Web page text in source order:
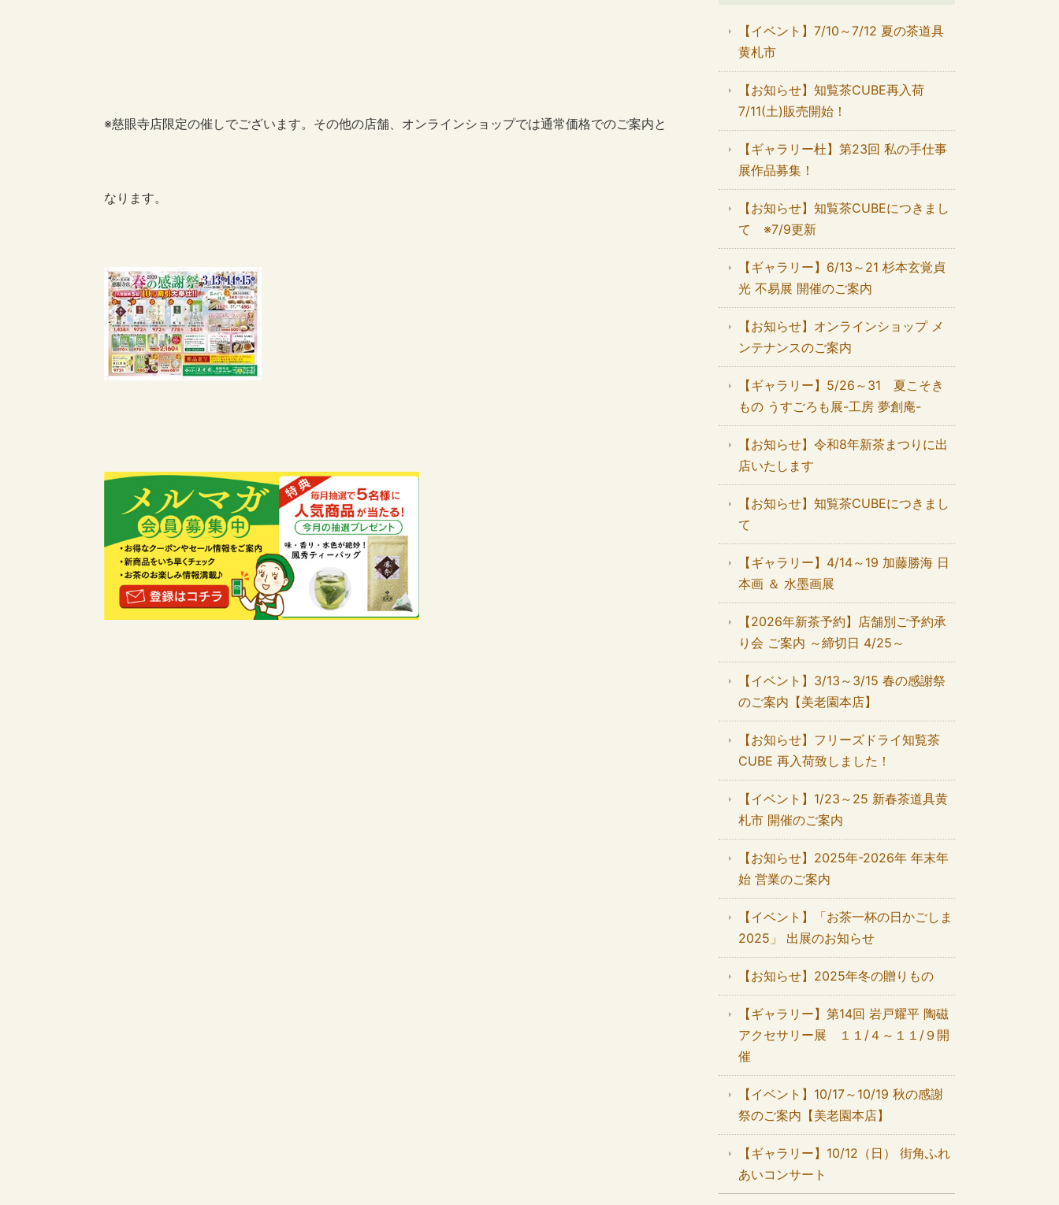
※慈眼寺店限定の催しでございます。その他の店舗、オンラインショップでは通常価格でのご案内と
なります。
【イベント】7/10～7/12 夏の茶道具
黄札市
【お知らせ】知覧茶CUBE再入荷
7/11(土)販売開始！
【ギャラリー杜】第23回 私の手仕事
展作品募集！
【お知らせ】知覧茶CUBEにつきまし
て ※7/9更新
【ギャラリー】6/13～21 杉本玄覚貞
光 不易展 開催のご案内
【お知らせ】オンラインショップ メ
ンテナンスのご案内
【ギャラリー】5/26～31 夏こそき
もの うすごろも展-工房 夢創庵-
【お知らせ】令和8年新茶まつりに出
店いたします
【お知らせ】知覧茶CUBEにつきまし
て
【ギャラリー】4/14～19 加藤勝海 日
本画 ＆ 水墨画展
【2026年新茶予約】店舗別ご予約承
り会 ご案内 ～締切日 4/25～
【イベント】3/13～3/15 春の感謝祭
のご案内【美老園本店】
【お知らせ】フリーズドライ知覧茶
CUBE 再入荷致しました！
【イベント】1/23～25 新春茶道具黄
札市 開催のご案内
【お知らせ】2025年-2026年 年末年
始 営業のご案内
【イベント】「お茶一杯の日かごしま
2025」 出展のお知らせ
【お知らせ】2025年冬の贈りもの
【ギャラリー】第14回 岩戸耀平 陶磁
アクセサリー展 １１/４～１１/９開
催
【イベント】10/17～10/19 秋の感謝
祭のご案内【美老園本店】
【ギャラリー】10/12（日） 街角ふれ
あいコンサート